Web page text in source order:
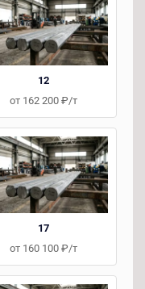
12
от 162 200 ₽/т
17
от 160 100 ₽/т